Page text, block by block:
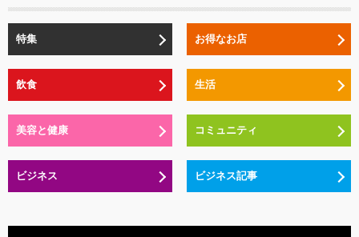
特集 お得なお店
飲食 生活
美容と健康 コミュニティ
ビジネス ビジネス記事